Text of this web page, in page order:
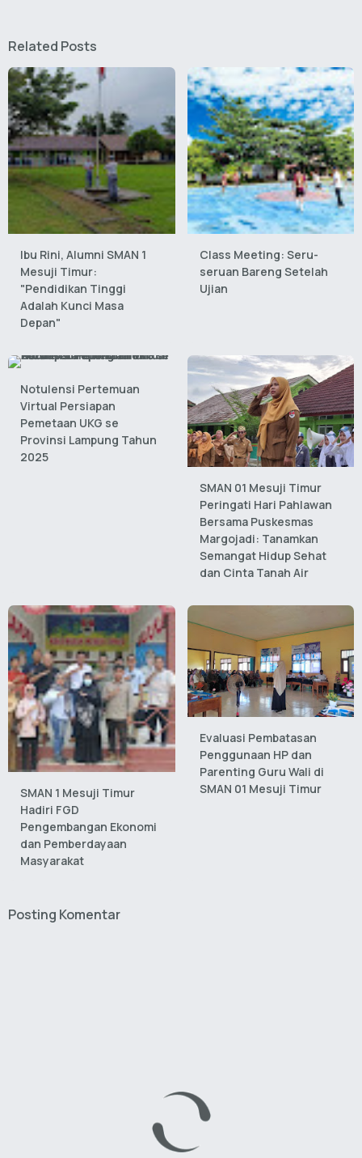
Related Posts
Ibu Rini, Alumni SMAN 1
Mesuji Timur:
"Pendidikan Tinggi
Adalah Kunci Masa
Depan"
Class Meeting: Seru-
seruan Bareng Setelah
Ujian
Notulensi Pertemuan
Virtual Persiapan
Pemetaan UKG se
Provinsi Lampung Tahun
2025
SMAN 01 Mesuji Timur
Peringati Hari Pahlawan
Bersama Puskesmas
Margojadi: Tanamkan
Semangat Hidup Sehat
dan Cinta Tanah Air
SMAN 1 Mesuji Timur
Hadiri FGD
Pengembangan Ekonomi
dan Pemberdayaan
Masyarakat
Evaluasi Pembatasan
Penggunaan HP dan
Parenting Guru Wali di
SMAN 01 Mesuji Timur
Posting Komentar